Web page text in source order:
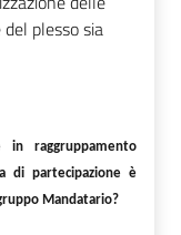
plesso sia
in raggruppamento
di partecipazione è
Mandatario?